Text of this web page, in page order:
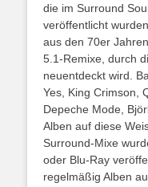
die im Surround
veröffentlicht
aus den 70er
5.1-Remixe, durch
neuentdeckt wird.
Yes, King Crimson,
Depeche Mode,
Alben auf diese
Surround-Mixe
oder Blu-Ray
regelmäßig Alben